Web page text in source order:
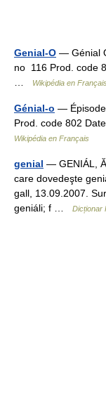
Genial-O — Génial
no 116 Prod. code
…
Wikipédia en
Génial-o — Épisode
Prod. code 802
Wikipédia en Français
genial — GENIÁL,
care dovedeşte
gall, 13.09.2007.
geniáli; f …
Dicționar